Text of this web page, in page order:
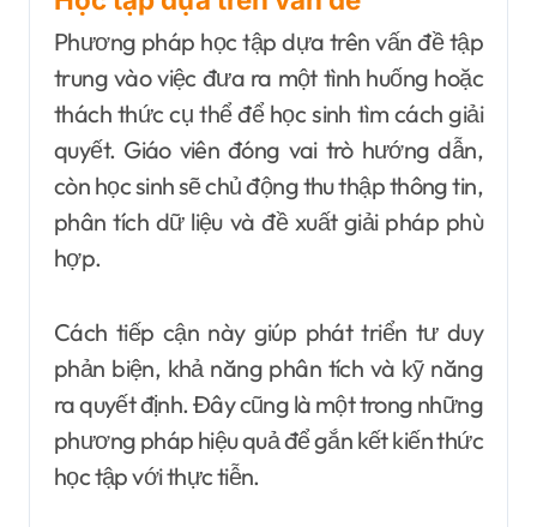
Phương pháp học tập dựa trên vấn đề tập
trung vào việc đưa ra một tình huống hoặc
thách thức cụ thể để học sinh tìm cách giải
quyết. Giáo viên đóng vai trò hướng dẫn,
còn học sinh sẽ chủ động thu thập thông tin,
phân tích dữ liệu và đề xuất giải pháp phù
hợp.
Cách tiếp cận này giúp phát triển tư duy
phản biện, khả năng phân tích và kỹ năng
ra quyết định. Đây cũng là một trong những
phương pháp hiệu quả để gắn kết kiến thức
học tập với thực tiễn.